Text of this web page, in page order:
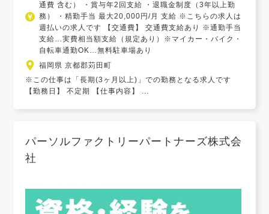
通費 含む） ・賞与年2回支給 ・退職金制度（3年以上勤
務） ・精勤手当 最大20,000円/月 支給 ※こちらの求人は
週払いの求人です 【交通費】 交通費支給あり ※通勤手当
支給…実費相当額支給（規定あり）※マイカー・バイク・
自転車通勤OK…無料駐車場あり
福岡県 京都郡苅田町
※この仕事は「長期(3ヶ月以上)」での勤務となる求人です
【勤務日】 不定期 【仕事内容】 ...
パーソルファクトリーパートナーズ株式会
社